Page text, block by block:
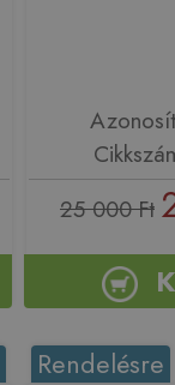
25 000 Ft
Rendelésre